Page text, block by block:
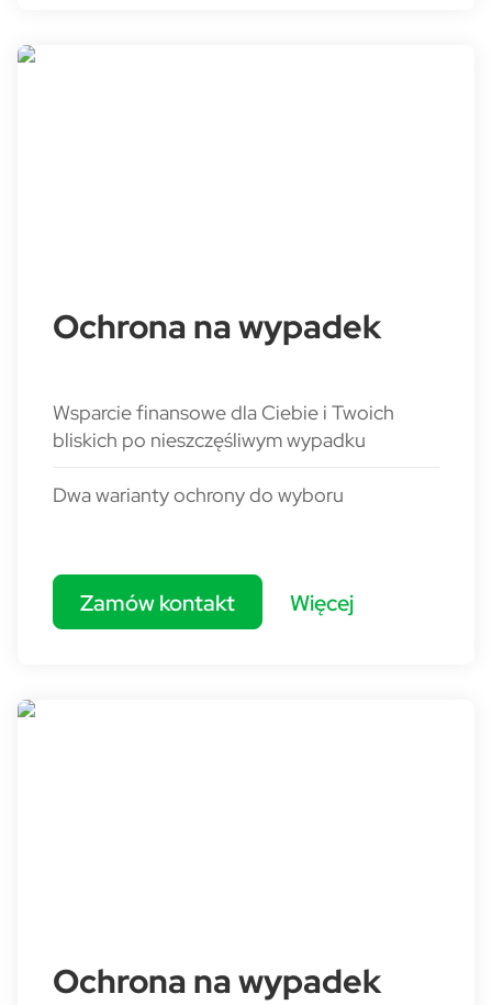
Ochrona na wypadek
Wsparcie finansowe dla Ciebie i Twoich
bliskich po nieszczęśliwym wypadku
Dwa warianty ochrony do wyboru
Zamów kontakt Więcej
Ochrona na wypadek